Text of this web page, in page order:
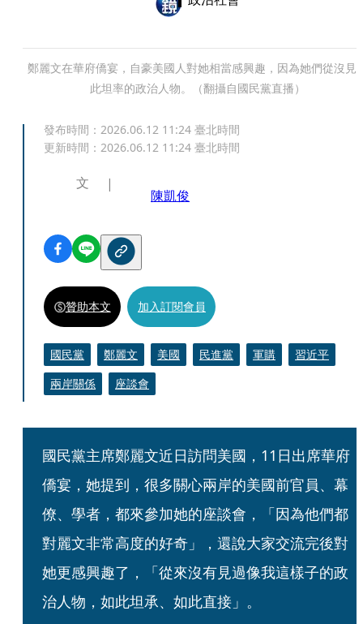
鄭麗文在華府僑宴，自豪美國人對她相當感興趣，因為她們從沒見
此坦率的政治人物。（翻攝自國民黨直播）
發布時間： 2026.06.12 11:24 臺北時間
更新時間： 2026.06.12 11:24 臺北時間
文
陳凱俊
贊助本文 加入訂閱會員
國民黨 鄭麗文 美國 民進黨 軍購
習近平
兩岸關係
座談會
國民黨主席鄭麗文近日訪問美國，11日出席華府
僑宴，她提到，很多關心兩岸的美國前官員、幕
僚、學者，都來參加她的座談會，「因為他們都
對麗文非常高度的好奇」，還說大家交流完後對
她更感興趣了，「從來沒有見過像我這樣子的政
治人物，如此坦承、如此直接」。